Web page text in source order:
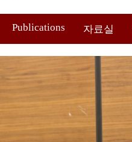
Publications 자료실